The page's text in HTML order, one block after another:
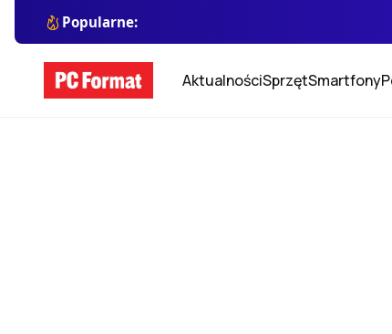
Popularne:
AktualnościSprzętSmartfony